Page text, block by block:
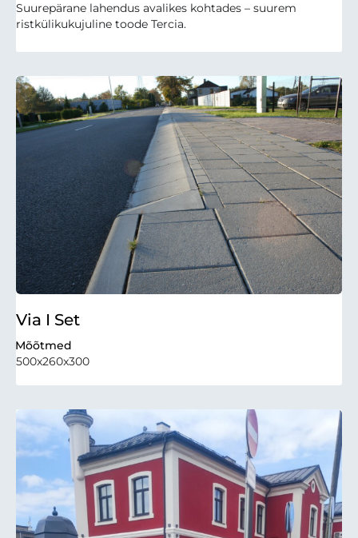
Suurepärane lahendus avalikes kohtades – suurem
ristkülikukujuline toode Tercia.
Via I Set
Mõõtmed
500x260x300